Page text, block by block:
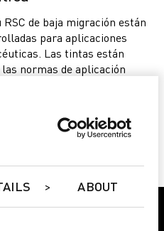
ABOUT
de baja migración están
para aplicaciones
Las tintas están
normas de aplicación
en CMYK, naranja,
excelente calidad de